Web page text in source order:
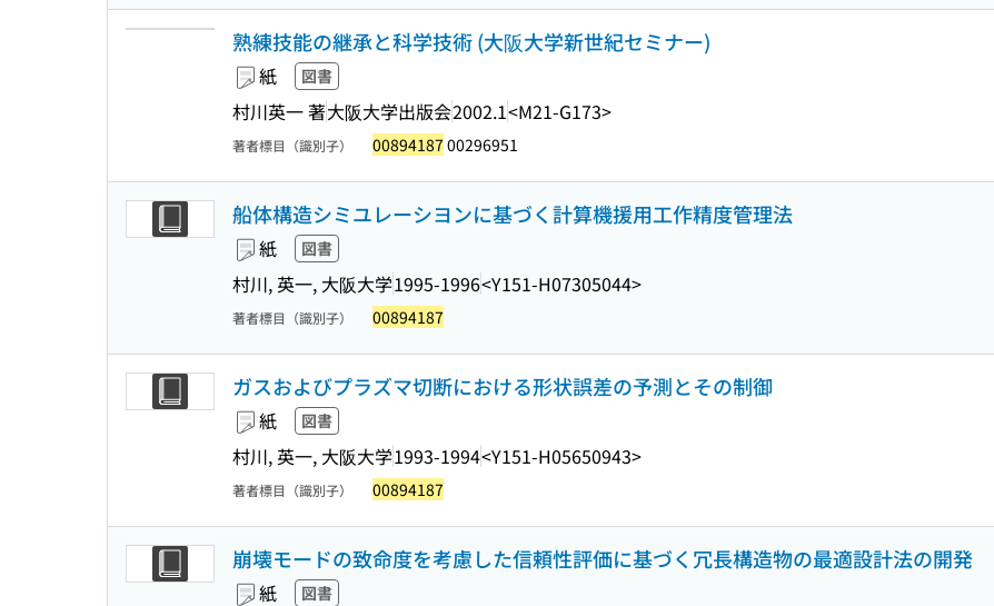
熟練技能の継承と科学技術 (大阪大学新世紀セミナー)
紙 図書
村川英一 著大阪大学出版会2002.1<M21-G173>
著者標目（識別子） 00894187 00296951
船体構造シミユレーシヨンに基づく計算機援用工作精度管理法
紙 図書
村川, 英一, 大阪大学1995-1996<Y151-H07305044>
著者標目（識別子） 00894187
ガスおよびプラズマ切断における形状誤差の予測とその制御
紙 図書
村川, 英一, 大阪大学1993-1994<Y151-H05650943>
著者標目（識別子） 00894187
崩壊モードの致命度を考慮した信頼性評価に基づく冗長構造物の最適設計法の開発
紙 図書